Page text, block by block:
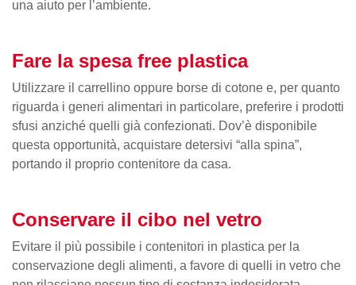
una aiuto per l’ambiente.
Fare la spesa free plastica
Utilizzare il carrellino oppure borse di cotone e, per quanto
riguarda i generi alimentari in particolare, preferire i prodotti
sfusi anziché quelli già confezionati. Dov’è disponibile
questa opportunità, acquistare detersivi “alla spina”,
portando il proprio contenitore da casa.
Conservare il cibo nel vetro
Evitare il più possibile i contenitori in plastica per la
conservazione degli alimenti, a favore di quelli in vetro che